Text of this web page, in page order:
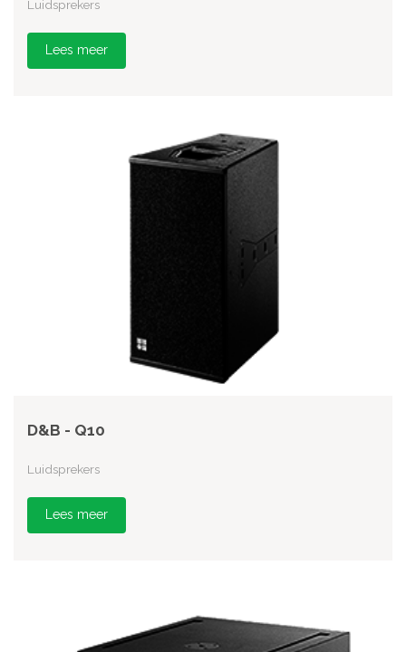
Luidsprekers
Lees meer
D&B - Q10
Luidsprekers
Lees meer